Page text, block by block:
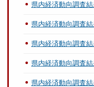
県内経済動向調査
県内経済動向調査
県内経済動向調査
県内経済動向調査結
県内経済動向調査結